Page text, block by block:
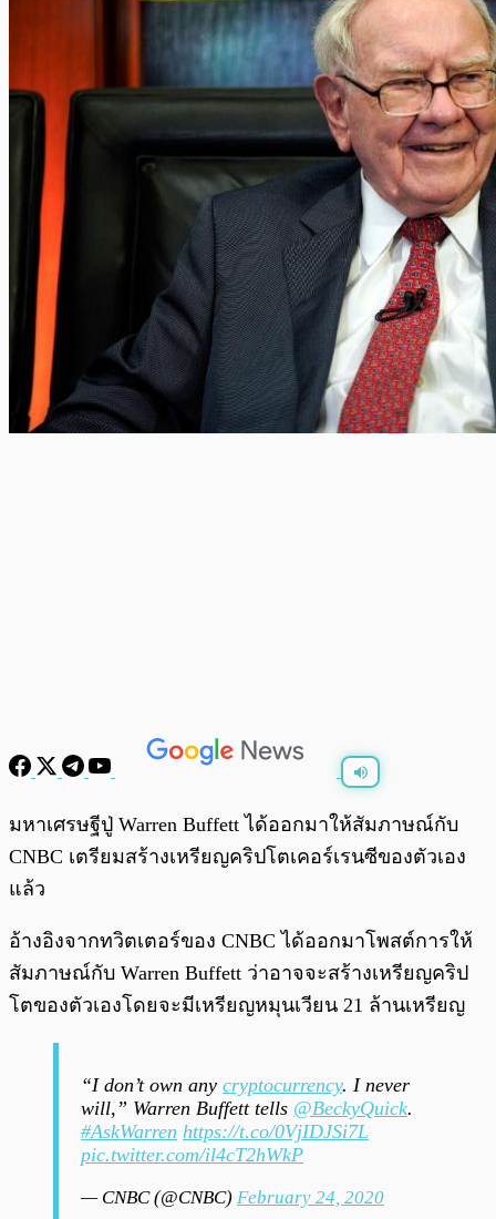
พร้อมเล่น 0:00
มหาเศรษฐีปู่ Warren Buffett ได้ออกมาให้สัมภาษณ์กับ
CNBC เตรียมสร้างเหรียญคริปโตเคอร์เรนซีของตัวเอง
แล้ว
อ้างอิงจากทวิตเตอร์ของ CNBC ได้ออกมาโพสต์การให้
สัมภาษณ์กับ Warren Buffett ว่าอาจจะสร้างเหรียญคริป
โตของตัวเองโดยจะมีเหรียญหมุนเวียน 21 ล้านเหรียญ
“I don’t own any cryptocurrency. I never
will,” Warren Buffett tells @BeckyQuick.
#AskWarren https://t.co/0VjIDJSi7L
pic.twitter.com/il4cT2hWkP
— CNBC (@CNBC) February 24, 2020